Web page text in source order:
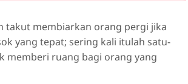
takut membiarkan orang pergi jika
yang tepat; sering kali itulah satu-
memberi ruang bagi orang yang